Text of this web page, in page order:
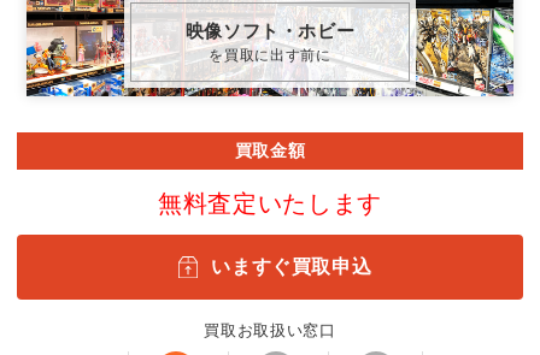
映像ソフト・ホビー
を買取に出す前に
買取金額
無料査定いたします
いますぐ買取申込
買取お取扱い窓口